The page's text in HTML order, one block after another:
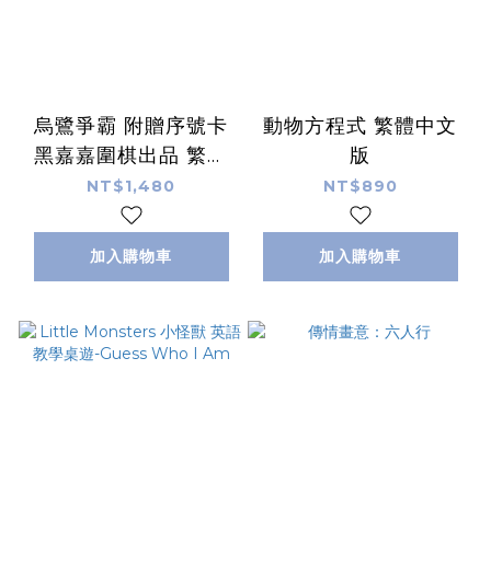
烏鷺爭霸 附贈序號卡
黑嘉嘉圍棋出品 繁體
中文
NT$1,480
加入購物車
動物方程式 繁體中文
版
NT$890
加入購物車